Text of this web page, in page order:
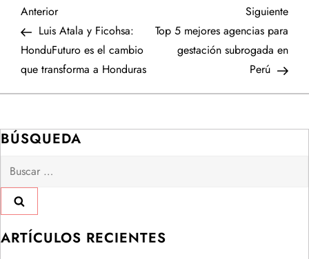
N
a
v
g
a
c
i
Entrada
anterior
Anterior
Luis Atala y Ficohsa:
HonduFuturo es el cambio
que transforma a Honduras
Siguiente
Top 5 mejores agencias para
gestación subrogada en
Perú
BÚSQUEDA
Buscar:
ARTÍCULOS RECIENTES